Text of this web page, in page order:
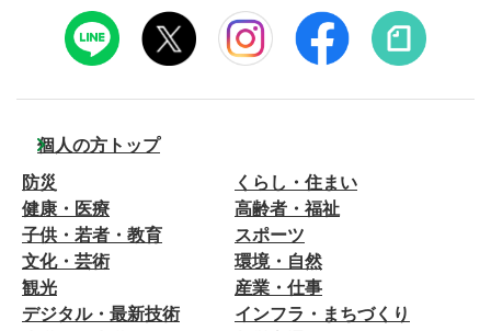
個人の方トップ
防災
くらし・住まい
健康・医療
高齢者・福祉
子供・若者・教育
スポーツ
文化・芸術
環境・自然
観光
産業・仕事
デジタル・最新技術
インフラ・まちづくり